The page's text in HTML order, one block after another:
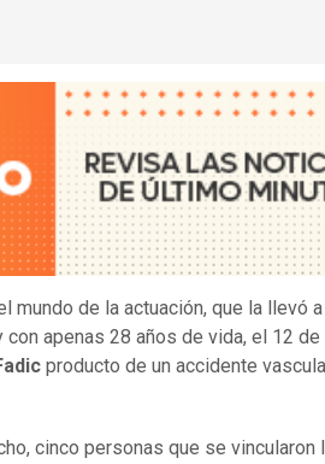
mundo de la actuación, que la llevó
apenas 28 años de vida, el 12 de
producto de un accidente
cinco personas que se vincularon